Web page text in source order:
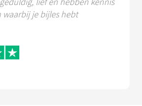
waarbij je bijles hebt